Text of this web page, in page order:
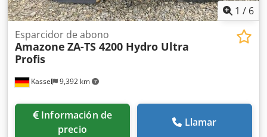
1 / 6
Kassel 9,392 km
Esparcidor de abono
Amazone ZA-TS 4200 Hydro Ultra
Profis
Información de
precio
Llamar